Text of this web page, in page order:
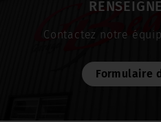
Contactez notre
Formulaire